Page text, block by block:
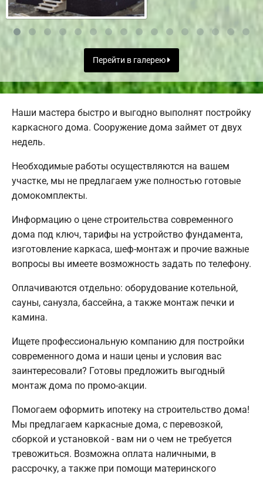
Перейти в галерею
Наши мастера быстро и выгодно выполнят постройку
каркасного дома. Сооружение дома займет от двух
недель.
Необходимые работы осуществляются на вашем
участке, мы не предлагаем уже полностью готовые
домокомплекты.
Информацию о цене строительства современного
дома под ключ, тарифы на устройство фундамента,
изготовление каркаса, шеф-монтаж и прочие важные
вопросы вы имеете возможность задать по телефону.
Оплачиваются отдельно: оборудование котельной,
сауны, санузла, бассейна, а также монтаж печки и
камина.
Ищете профессиональную компанию для постройки
современного дома и наши цены и условия вас
заинтересовали? Готовы предложить выгодный
монтаж дома по промо-акции.
Помогаем оформить ипотеку на строительство дома!
Мы предлагаем каркасные дома, с перевозкой,
сборкой и установкой - вам ни о чем не требуется
тревожиться. Возможна оплата наличными, в
рассрочку, а также при помощи материнского